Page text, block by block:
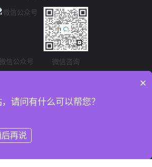
微信公众号 微信咨询
×
请问有什么可以帮您？
再说